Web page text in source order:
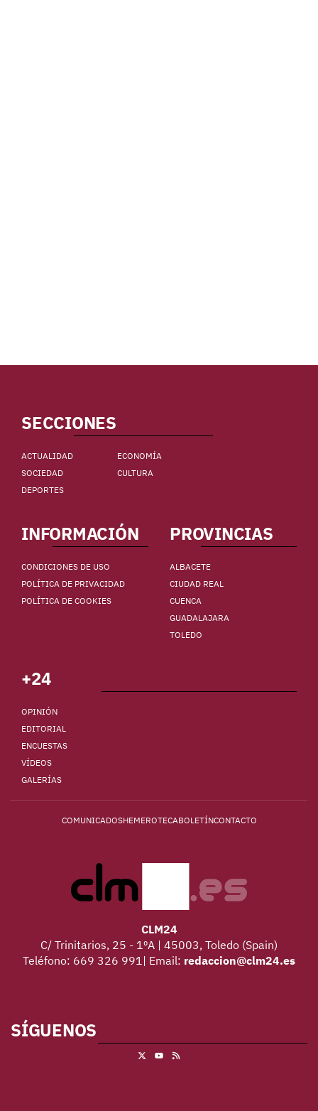
SECCIONES
ACTUALIDAD
ECONOMÍA
SOCIEDAD
CULTURA
DEPORTES
INFORMACIÓN
CONDICIONES DE USO
POLÍTICA DE PRIVACIDAD
POLÍTICA DE COOKIES
PROVINCIAS
ALBACETE
CIUDAD REAL
CUENCA
GUADALAJARA
TOLEDO
+24
OPINIÓN
EDITORIAL
ENCUESTAS
VÍDEOS
GALERÍAS
COMUNICADOSHEMEROTECABOLETÍNCONTACTO
CLM24
C/ Trinitarios, 25 - 1ºA | 45003, Toledo (Spain)
Teléfono: 669 326 991| Email: redaccion@clm24.es
SÍGUENOS